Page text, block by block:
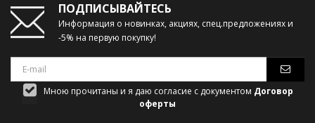
ПОДПИСЫВАЙТЕСЬ
Информация о новинках, акциях, спец.предложениях и
-5% на первую покупку!
Мною прочитаны и я даю согласие с документом Договор
оферты